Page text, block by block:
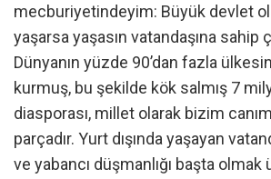
mecburiyetindeyim: Büyük devlet
yaşarsa yaşasın vatandaşına sahip
Dünyanın yüzde 90’dan fazla
kurmuş, bu şekilde kök salmış 7
diasporası, millet olarak bizim
parçadır. Yurt dışında yaşayan
ve yabancı düşmanlığı başta